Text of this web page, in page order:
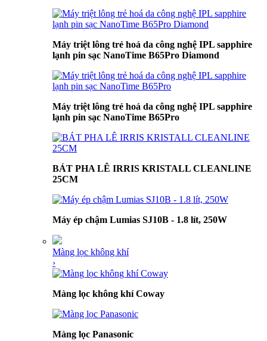
Máy triệt lông trẻ hoá da công nghệ IPL sapphire
lạnh pin sạc NanoTime B65Pro Diamond
Máy triệt lông trẻ hoá da công nghệ IPL sapphire
lạnh pin sạc NanoTime B65Pro
BÁT PHA LÊ IRRIS KRISTALL CLEANLINE
25CM
Máy ép chậm Lumias SJ10B - 1.8 lít, 250W
Màng lọc không khí
›
Màng lọc không khí Coway
Màng lọc Panasonic